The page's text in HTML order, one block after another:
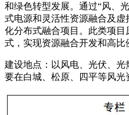
和绿色转型发展。通过“风、
式电源和灵活性资源融合及
化分布式融合项目。此类项目
式，实现资源融合开发和高比
建设地点：以风电、光伏、
要在白城、松原、四平等风光